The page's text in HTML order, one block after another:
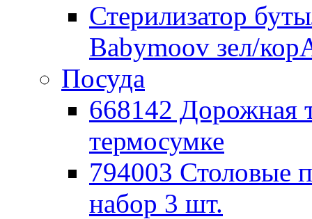
Стерилизатор
Babymoov зел/
Посуда
668142 Дорожная
термосумке
794003 Столовые
набор 3 шт.